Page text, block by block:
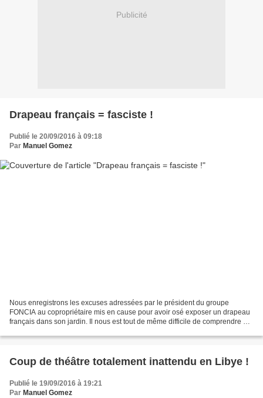
Publicité
Drapeau français = fasciste !
Publié le 20/09/2016 à 09:18
Par Manuel Gomez
Nous enregistrons les excuses adressées par le président du groupe
FONCIA au copropriétaire mis en cause pour avoir osé exposer un drapeau
français dans son jardin. Il nous est tout de même difficile de comprendre de
Coup de théâtre totalement inattendu en Libye !
Publié le 19/09/2016 à 19:21
Par Manuel Gomez